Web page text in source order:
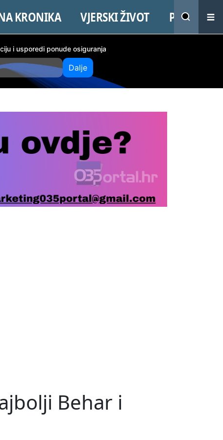
KRONIKA VJERSKI ŽIVOT PROMO
i usporedi ponude osiguranja
Dalje
Behar i